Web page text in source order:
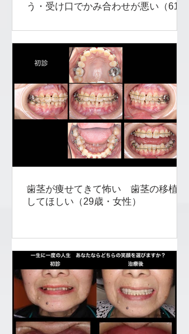
う・受け口でかみ合わせが悪い（61
歯茎が痩せてきて怖い 歯茎の移植を
してほしい（29歳・女性）